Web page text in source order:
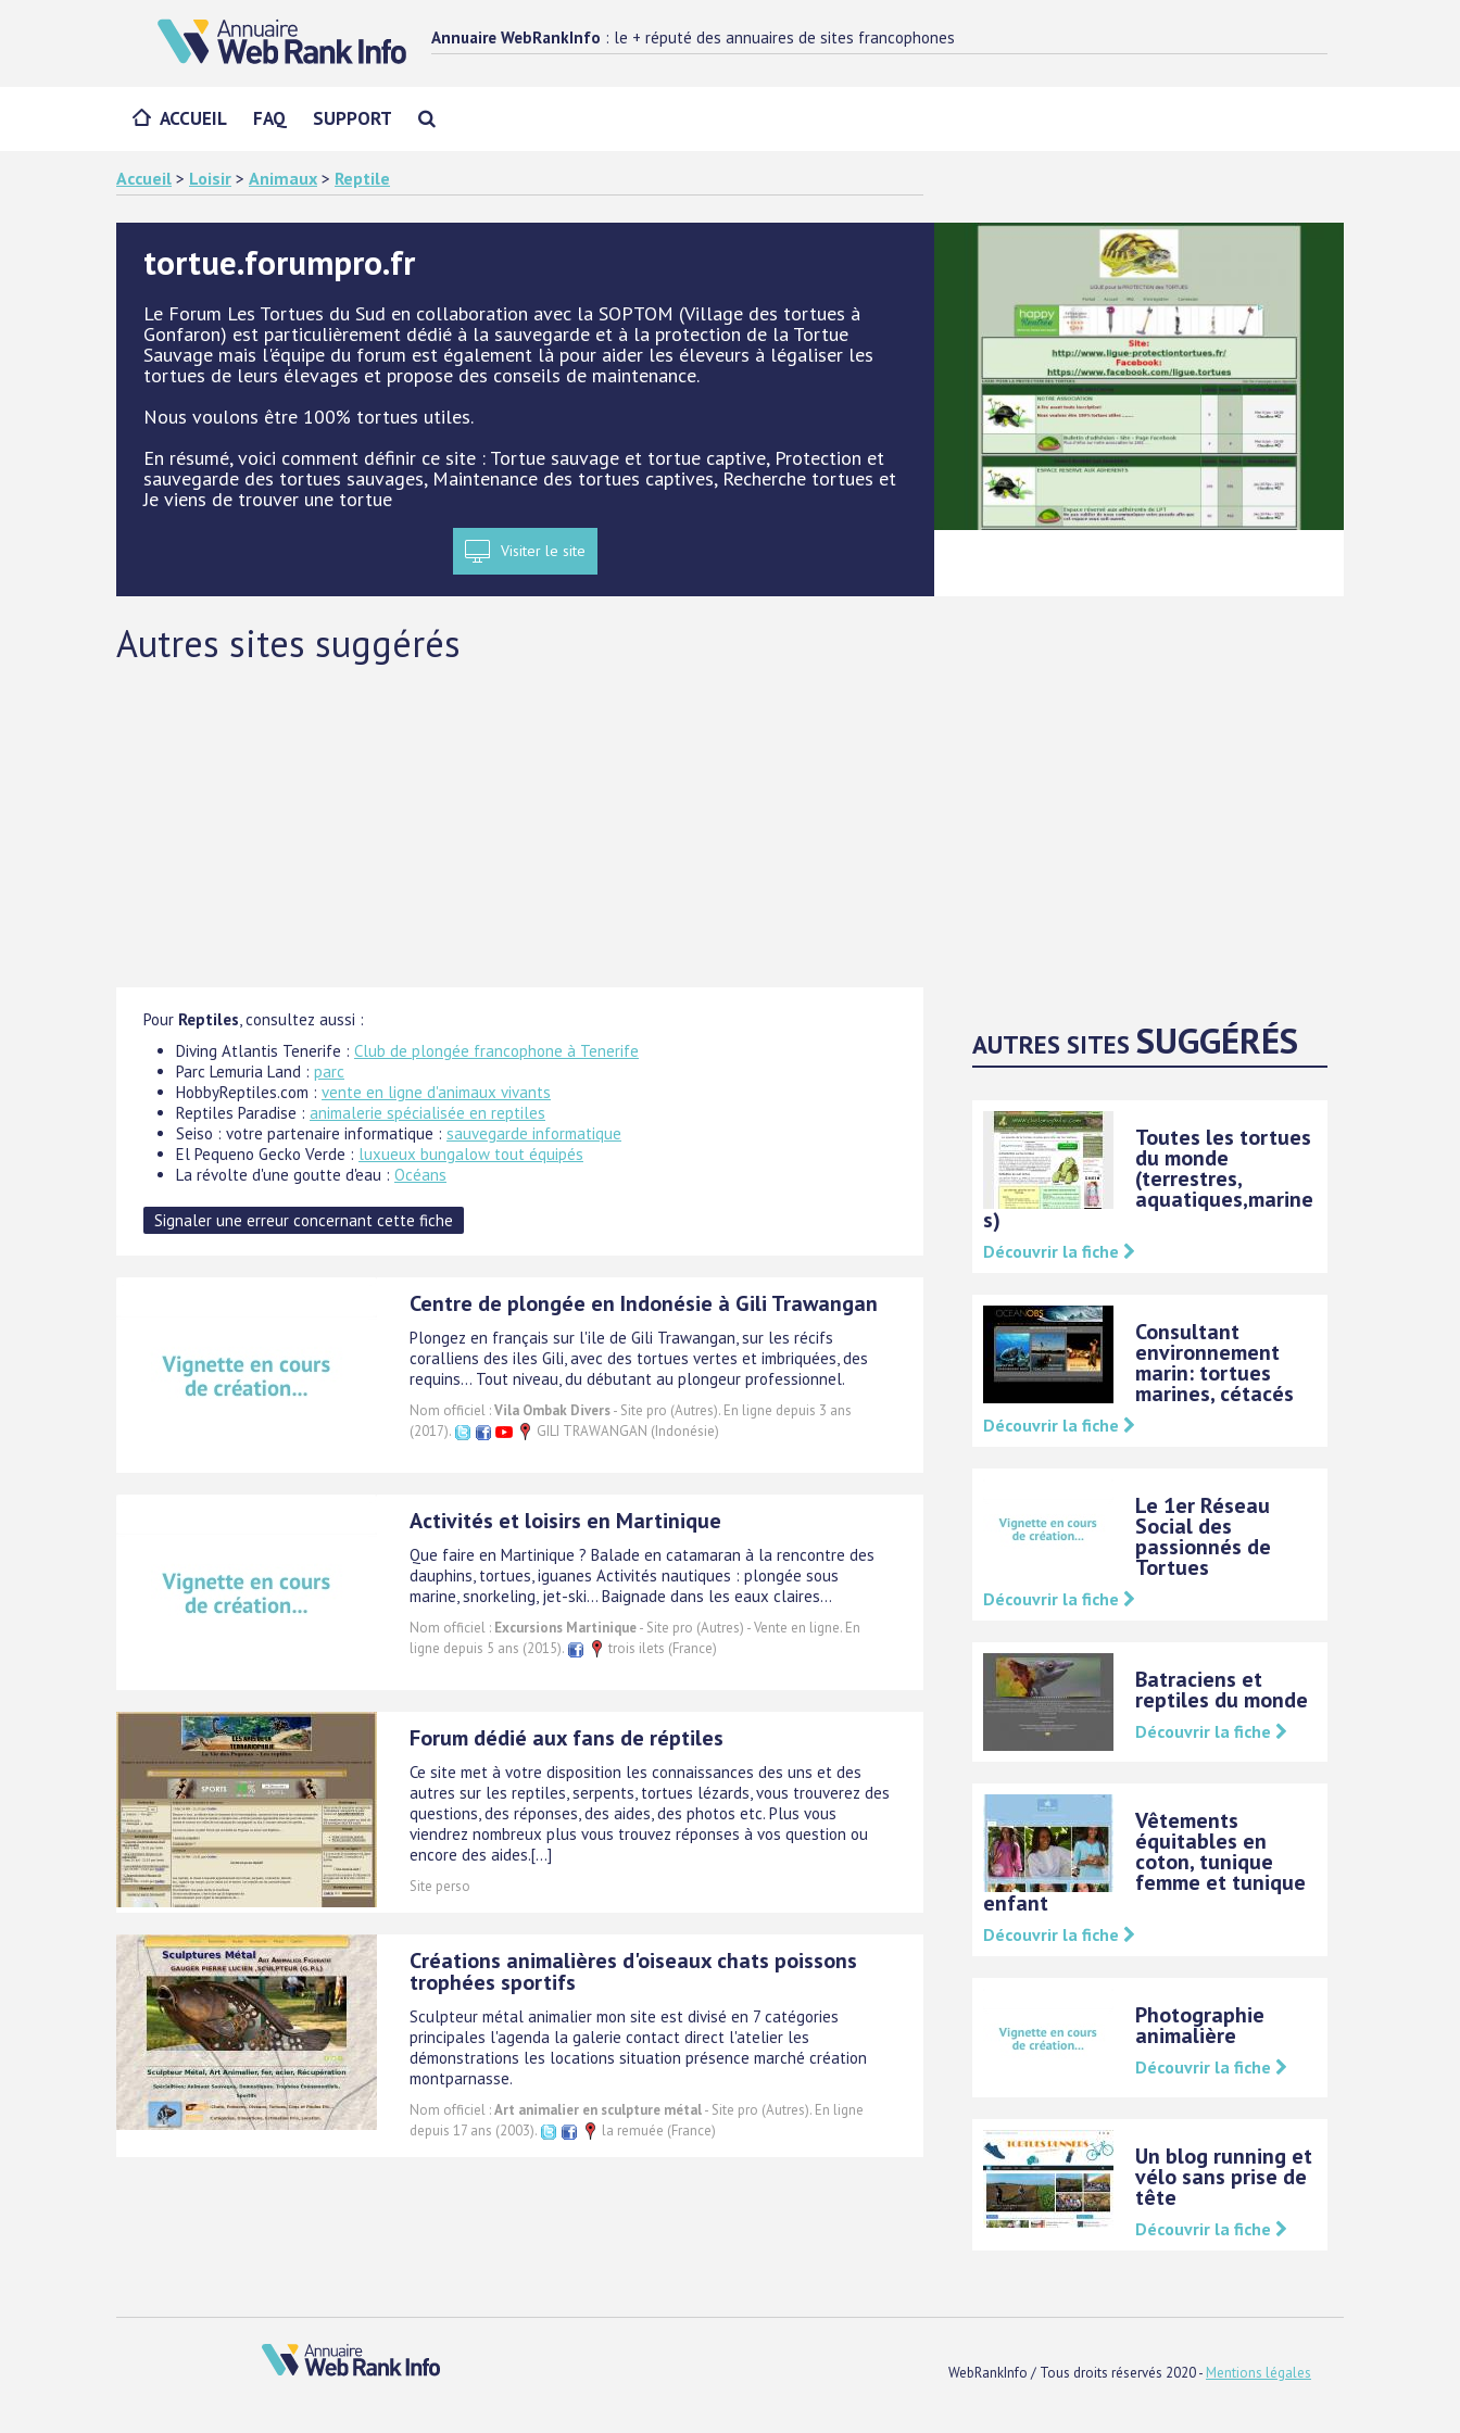
Annuaire WebRankInfo : le + réputé des annuaires de sites francophones
ACCUEIL FAQ SUPPORT
Accueil > Loisir > Animaux > Reptile
tortue.forumpro.fr
Le Forum Les Tortues du Sud en collaboration avec la SOPTOM (Village des tortues à
Gonfaron) est particulièrement dédié à la sauvegarde et à la protection de la Tortue
Sauvage mais l'équipe du forum est également là pour aider les éleveurs à légaliser les
tortues de leurs élevages et propose des conseils de maintenance.
Nous voulons être 100% tortues utiles.
En résumé, voici comment définir ce site : Tortue sauvage et tortue captive, Protection et
sauvegarde des tortues sauvages, Maintenance des tortues captives, Recherche tortues et
Je viens de trouver une tortue
Visiter le site
Autres sites suggérés
Pour Reptiles , consultez aussi :
Diving Atlantis Tenerife : Club de plongée francophone à Tenerife
Parc Lemuria Land : parc
HobbyReptiles.com : vente en ligne d'animaux vivants
Reptiles Paradise : animalerie spécialisée en reptiles
Seiso : votre partenaire informatique : sauvegarde informatique
El Pequeno Gecko Verde : luxueux bungalow tout équipés
La révolte d'une goutte d'eau : Océans
Centre de plongée en Indonésie à Gili Trawangan
Plongez en français sur l'ile de Gili Trawangan, sur les récifs
coralliens des iles Gili, avec des tortues vertes et imbriquées, des
requins... Tout niveau, du débutant au plongeur professionnel.
Nom officiel :Vila Ombak Divers- Site pro (Autres). En ligne depuis 3 ans
(2017).
GILI TRAWANGAN (Indonésie)
Activités et loisirs en Martinique
Que faire en Martinique ? Balade en catamaran à la rencontre des
dauphins, tortues, iguanes Activités nautiques : plongée sous
marine, snorkeling, jet-ski... Baignade dans les eaux claires...
Nom officiel : Excursions Martinique- Site pro (Autres) - Vente en ligne. En
ligne depuis 5 ans (2015).
trois ilets (France)
Forum dédié aux fans de réptiles
Ce site met à votre disposition les connaissances des uns et des
autres sur les reptiles, serpents, tortues lézards, vous trouverez des
questions, des réponses, des aides, des photos etc. Plus vous
viendrez nombreux plus vous trouvez réponses à vos question ou
encore des aides.[...]
Site perso
Créations animalières d'oiseaux chats poissons
trophées sportifs
Sculpteur métal animalier mon site est divisé en 7 catégories
principales l'agenda la galerie contact direct l'atelier les
démonstrations les locations situation présence marché création
montparnasse.
Nom officiel :Art animalier en sculpture métal- Site pro (Autres). En ligne
depuis 17 ans (2003).
la remuée (France)
AUTRES SITESSUGGÉRÉS
Toutes les tortues
du monde
(terrestres,
aquatiques,marine
s)
Découvrir la fiche
Consultant
environnement
marin: tortues
marines, cétacés
Découvrir la fiche
Le 1er Réseau
Social des
passionnés de
Tortues
Découvrir la fiche
Batraciens et
reptiles du monde
Découvrir la fiche
Vêtements
équitables en
coton, tunique
femme et tunique
enfant
Découvrir la fiche
Photographie
animalière
Découvrir la fiche
Un blog running et
vélo sans prise de
tête
Découvrir la fiche
WebRankInfo / Tous droits réservés 2020 - Mentions légales